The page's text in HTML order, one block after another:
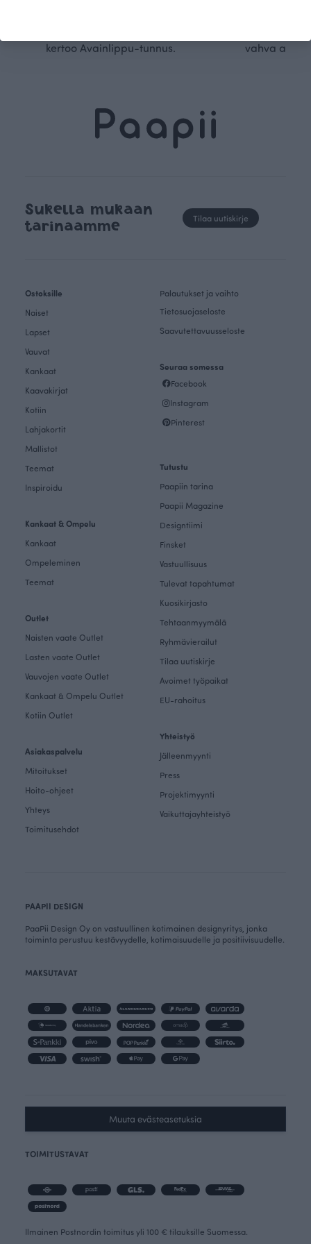
kertoo Avainlippu-tunnus.
vahva
Sukella mukaan
tarinaamme
Tilaa uutiskirje
Ostoksille
Naiset
Lapset
Vauvat
Kankaat
Kaavakirjat
Kotiin
Lahjakortit
Mallistot
Teemat
Inspiroidu
Kankaat & Ompelu
Kankaat
Ompeleminen
Teemat
Outlet
Naisten vaate Outlet
Lasten vaate Outlet
Vauvojen vaate Outlet
Kankaat & Ompelu Outlet
Kotiin Outlet
Asiakaspalvelu
Mitoitukset
Hoito-ohjeet
Yhteys
Toimitusehdot
Palautukset ja vaihto
Tietosuojaseloste
Saavutettavuusseloste
Seuraa somessa
Facebook
Instagram
Pinterest
Tutustu
Paapiin tarina
Paapii Magazine
Designtiimi
Finsket
Vastuullisuus
Tulevat tapahtumat
Kuosikirjasto
Tehtaanmyymälä
Ryhmävierailut
Tilaa uutiskirje
Avoimet työpaikat
EU-rahoitus
Yhteistyö
Jälleenmyynti
Press
Projektimyynti
Vaikuttajayhteistyö
PAAPII DESIGN
PaaPii Design Oy on vastuullinen kotimainen designyritys, jonka
toiminta perustuu kestävyydelle, kotimaisuudelle ja positiivisuudelle.
MAKSUTAVAT
Muuta evästeasetuksia
TOIMITUSTAVAT
Ilmainen Postnordin toimitus yli 100 € tilauksille Suomessa.